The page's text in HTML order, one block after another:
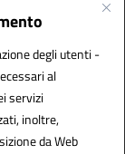
degli utenti -
al
servizi
inoltre,
da Web